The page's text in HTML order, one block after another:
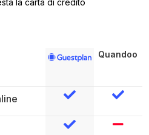
la carta di credito
Quandoo